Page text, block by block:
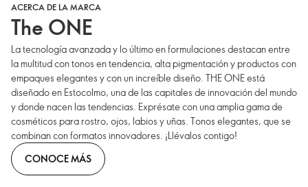
ACERCA DE LA MARCA
The ONE
La tecnología avanzada y lo último en formulaciones destacan entre
la multitud con tonos en tendencia, alta pigmentación y productos con
empaques elegantes y con un increíble diseño. THE ONE está
diseñado en Estocolmo, una de las capitales de innovación del mundo
y donde nacen las tendencias. Exprésate con una amplia gama de
cosméticos para rostro, ojos, labios y uñas. Tonos elegantes, que se
combinan con formatos innovadores. ¡Llévalos contigo!
CONOCE MÁS